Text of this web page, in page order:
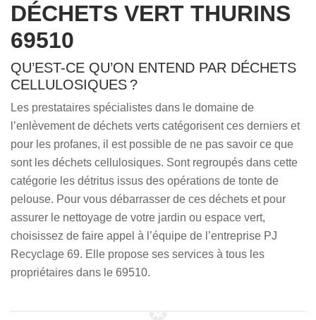
DÉCHETS VERT THURINS
69510
QU’EST-CE QU’ON ENTEND PAR DÉCHETS
CELLULOSIQUES ?
Les prestataires spécialistes dans le domaine de
l’enlèvement de déchets verts catégorisent ces derniers et
pour les profanes, il est possible de ne pas savoir ce que
sont les déchets cellulosiques. Sont regroupés dans cette
catégorie les détritus issus des opérations de tonte de
pelouse. Pour vous débarrasser de ces déchets et pour
assurer le nettoyage de votre jardin ou espace vert,
choisissez de faire appel à l’équipe de l’entreprise PJ
Recyclage 69. Elle propose ses services à tous les
propriétaires dans le 69510.